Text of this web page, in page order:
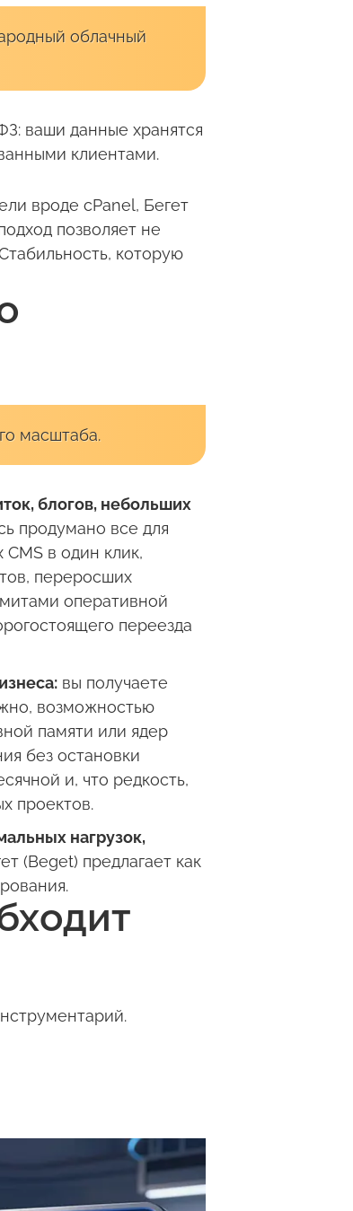
облачный
ваши данные хранятся
клиентами.
вроде cPanel, Бегет
позволяет не
которую
масштаба.
блогов, небольших
продумано все для
в один клик,
переросших
оперативной
переезда
вы получаете
возможностью
памяти или ядер
без остановки
и, что редкость,
проектов.
нагрузок,
(Beget) предлагает как